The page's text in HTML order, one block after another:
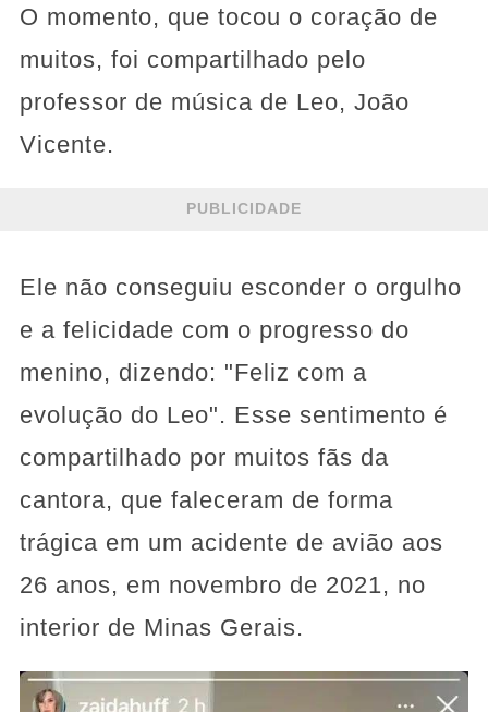
O momento, que tocou o coração de
muitos, foi compartilhado pelo
professor de música de Leo, João
Vicente.
PUBLICIDADE
Ele não conseguiu esconder o orgulho
e a felicidade com o progresso do
menino, dizendo: "Feliz com a
evolução do Leo". Esse sentimento é
compartilhado por muitos fãs da
cantora, que faleceram de forma
trágica em um acidente de avião aos
26 anos, em novembro de 2021, no
interior de Minas Gerais.